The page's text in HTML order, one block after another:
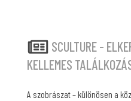
SCULTURE -
KELLEMES
A szobrászat – különösen a